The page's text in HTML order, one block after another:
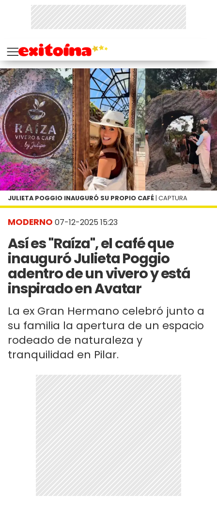
MODERNO 07-12-2025 15:23
Así es "Raíza", el café que
inauguró Julieta Poggio
adentro de un vivero y está
inspirado en Avatar
La ex Gran Hermano celebró junto a
su familia la apertura de un espacio
rodeado de naturaleza y
tranquilidad en Pilar.
JULIETA POGGIO INAUGURÓ SU PROPIO CAFÉ | CAPTURA